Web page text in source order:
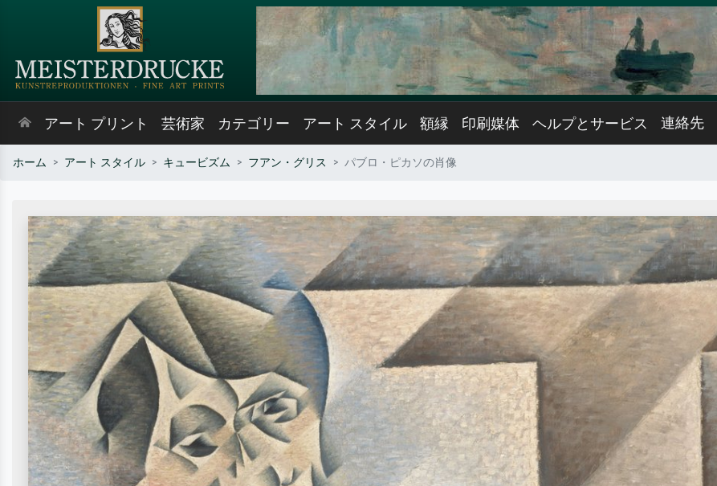
アート プリント 芸術家 カテゴリー アート スタイル 額縁 印刷媒体 ヘルプとサービス 連絡先
ホーム アート スタイル キュービズム フアン・グリス パブロ・ピカソの肖像